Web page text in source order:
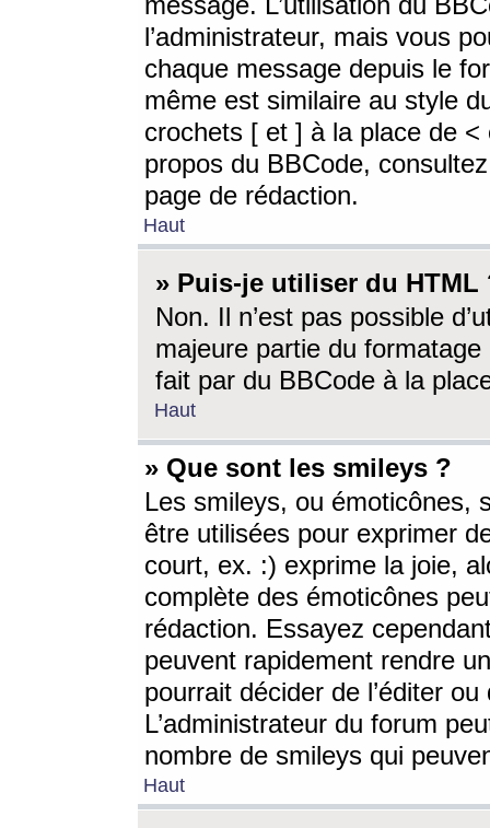
l’administrateur, mais vous
chaque message depuis le
même est similaire au style
crochets [ et ] à la place de <
propos du BBCode,
page de rédaction.
Haut
» Puis-je utiliser du HTML
Non. Il n’est pas possible
majeure partie du
fait par du BBCode à la
Haut
» Que sont les smileys ?
Les smileys, ou émoticônes,
être utilisées pour exprimer
court, ex. :) exprime la joie,
complète des émoticônes
rédaction. Essayez
peuvent rapidement rendre
pourrait décider de l’éditer
L’administrateur du forum
nombre de smileys qui
Haut